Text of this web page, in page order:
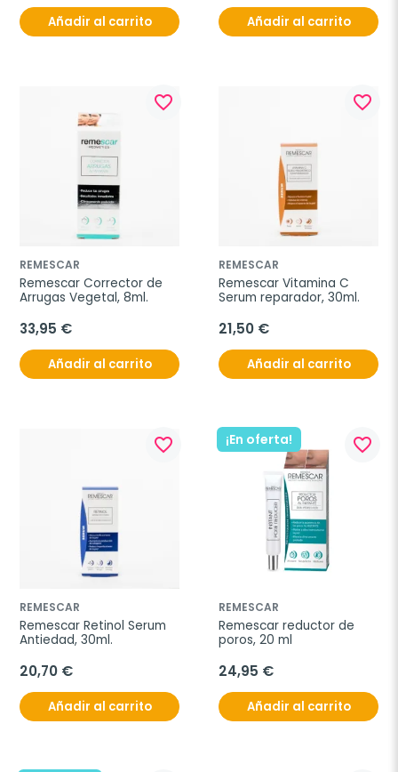
Añadir al carrito Añadir al carrito
favorite_border
REMESCAR
Remescar Corrector de
Arrugas Vegetal, 8ml.
33,95 €
Añadir al carrito
favorite_border
REMESCAR
Remescar Vitamina C
Serum reparador, 30ml.
21,50 €
Añadir al carrito
favorite_border
REMESCAR
Remescar Retinol Serum
Antiedad, 30ml.
20,70 €
Añadir al carrito
¡En oferta! favorite_border
REMESCAR
Remescar reductor de
poros, 20 ml
24,95 €
Añadir al carrito